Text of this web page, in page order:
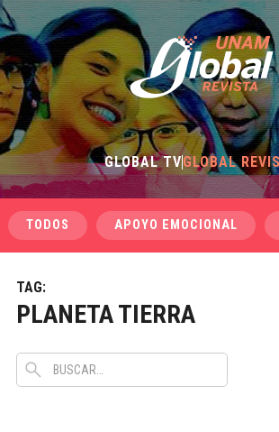
GLOBAL TVGLOBAL
TODOS APOYO EMOCIONAL
TAG:
PLANETA TIERRA